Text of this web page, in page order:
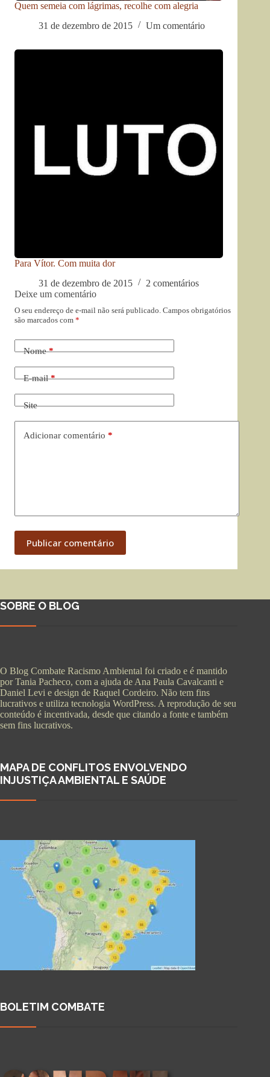
Quem semeia com lágrimas, recolhe com alegria
31 de dezembro de 2015
Um comentário
Para Vítor. Com muita dor
31 de dezembro de 2015
2 comentários
Deixe um comentário
O seu endereço de e-mail não será publicado. Campos obrigatórios
são marcados com *
Nome*
E-mail*
Site
Adicionar comentário *
Publicar comentário
SOBRE O BLOG
O Blog Combate Racismo Ambiental foi criado e é mantido
por Tania Pacheco, com a ajuda de Ana Paula Cavalcanti e
Daniel Levi e design de Raquel Cordeiro. Não tem fins
lucrativos e utiliza tecnologia WordPress. A reprodução de seu
conteúdo é incentivada, desde que citando a fonte e também
sem fins lucrativos.
MAPA DE CONFLITOS ENVOLVENDO
INJUSTIÇA AMBIENTAL E SAÚDE
BOLETIM COMBATE